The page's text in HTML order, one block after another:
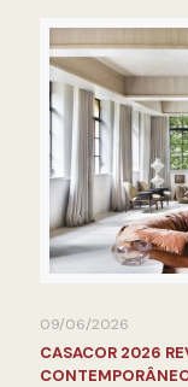
09/06/2026
CASACOR 2026